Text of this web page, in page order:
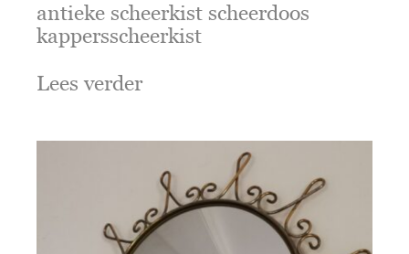
antieke scheerkist scheerdoos
kappersscheerkist
Lees verder